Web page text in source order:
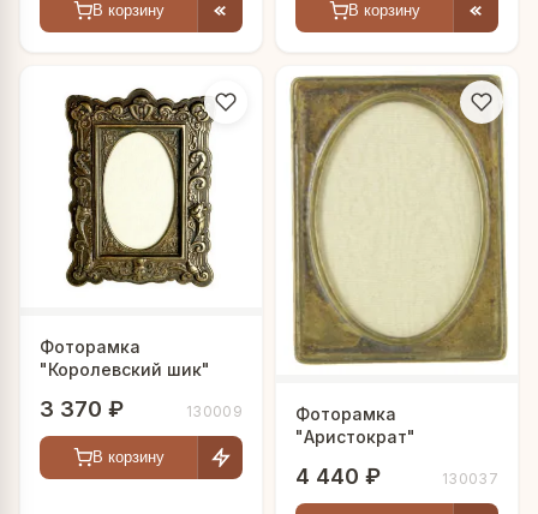
В корзину В корзину
Фоторамка
"Королевский шик"
3 370 ₽ 130009
В корзину
Фоторамка
"Аристократ"
4 440 ₽ 130037